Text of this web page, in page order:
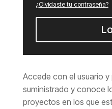
¿Olvidaste tu contraseña?
Accede con el usuario
suministrado y conoce
proyectos en los que